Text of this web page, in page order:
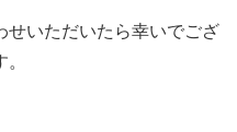
せいただいたら幸いでござ